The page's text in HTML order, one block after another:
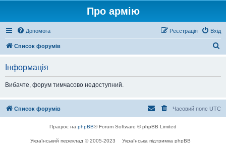
Про армію
Допомога Вхід
Реєстрація
Список форумів
Інформація
Вибачте, форум тимчасово недоступний.
Список форумів Часовий пояс UTC
Працює на phpBB® Forum Software © phpBB Limited
Український переклад © 2005-2023 Українська підтримка phpBB